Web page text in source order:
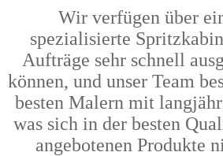
Wir verfügen über
spezialisierte
Aufträge sehr schnell
können, und unser Team
besten Malern mit
was sich in der besten
angebotenen Produkte